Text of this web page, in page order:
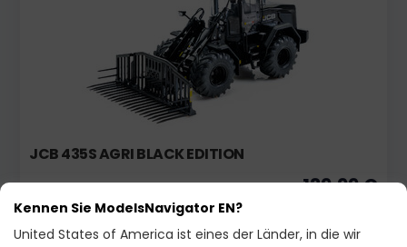
JCB 435S AGRI BLACK EDITION
139,99 €
Ausverkauft
Kennen Sie ModelsNavigator EN?
United States of America ist eines der Länder, in die wir